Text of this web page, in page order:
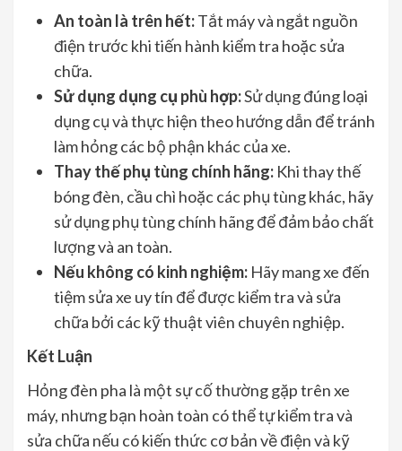
An toàn là trên hết:Tắt máy và ngắt nguồn
điện trước khi tiến hành kiểm tra hoặc sửa
chữa.
Sử dụng dụng cụ phù hợp:Sử dụng đúng loại
dụng cụ và thực hiện theo hướng dẫn để tránh
làm hỏng các bộ phận khác của xe.
Thay thế phụ tùng chính hãng: Khi thay thế
bóng đèn, cầu chì hoặc các phụ tùng khác, hãy
sử dụng phụ tùng chính hãng để đảm bảo chất
lượng và an toàn.
Nếu không có kinh nghiệm: Hãy mang xe đến
tiệm sửa xe uy tín để được kiểm tra và sửa
chữa bởi các kỹ thuật viên chuyên nghiệp.
Kết Luận
Hỏng đèn pha là một sự cố thường gặp trên xe
máy, nhưng bạn hoàn toàn có thể tự kiểm tra và
sửa chữa nếu có kiến thức cơ bản về điện và kỹ